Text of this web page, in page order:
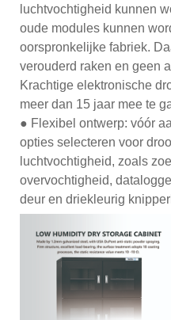
luchtvochtigheid kunnen
oude modules kunnen
oorspronkelijke fabriek.
verouderd raken en geen
Krachtige elektronische
meer dan 15 jaar mee te
● Flexibel ontwerp: vóór
opties selecteren voor
luchtvochtigheid, zoals
overvochtigheid,
deur en driekleurig